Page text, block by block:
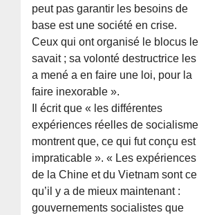
peut pas garantir les besoins de
base est une société en crise.
Ceux qui ont organisé le blocus le
savait ; sa volonté destructrice les
a mené a en faire une loi, pour la
faire inexorable ».
Il écrit que « les différentes
expériences réelles de socialisme
montrent que, ce qui fut conçu est
impraticable ». « Les expériences
de la Chine et du Vietnam sont ce
qu’il y a de mieux maintenant :
gouvernements socialistes que